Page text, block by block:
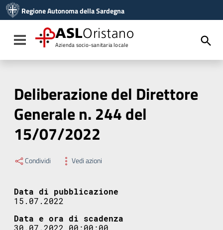
Vai al menu di navigazione
Vai al footer
Regione Autonoma della Sardegna
Toggle navigation
ASLOristano
Azienda socio-sanitaria locale
Deliberazione del Direttore
Generale n. 244 del
15/07/2022
Condividi Vedi azioni
Data di pubblicazione
15.07.2022
Data e ora di scadenza